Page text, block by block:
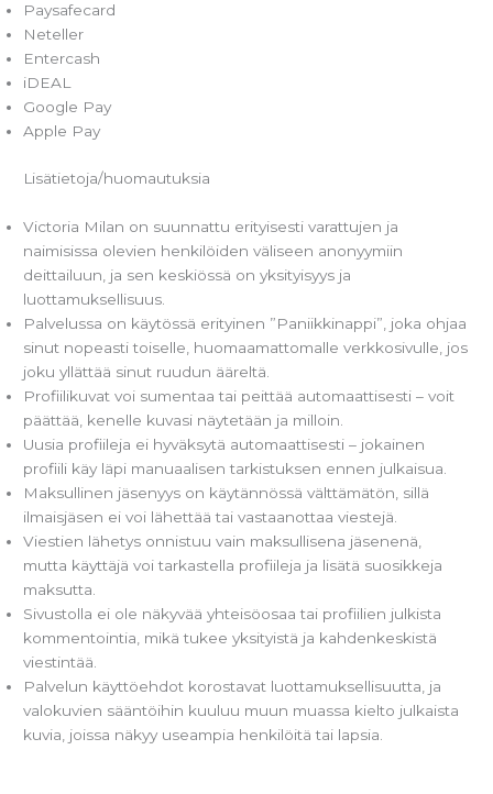
Paysafecard
Neteller
Entercash
iDEAL
Google Pay
Apple Pay
Lisätietoja/huomautuksia
Victoria Milan on suunnattu erityisesti varattujen ja
naimisissa olevien henkilöiden väliseen anonyymiin
deittailuun, ja sen keskiössä on yksityisyys ja
luottamuksellisuus.
Palvelussa on käytössä erityinen ”Paniikkinappi”, joka ohjaa
sinut nopeasti toiselle, huomaamattomalle verkkosivulle, jos
joku yllättää sinut ruudun ääreltä.
Profiilikuvat voi sumentaa tai peittää automaattisesti – voit
päättää, kenelle kuvasi näytetään ja milloin.
Uusia profiileja ei hyväksytä automaattisesti – jokainen
profiili käy läpi manuaalisen tarkistuksen ennen julkaisua.
Maksullinen jäsenyys on käytännössä välttämätön, sillä
ilmaisjäsen ei voi lähettää tai vastaanottaa viestejä.
Viestien lähetys onnistuu vain maksullisena jäsenenä,
mutta käyttäjä voi tarkastella profiileja ja lisätä suosikkeja
maksutta.
Sivustolla ei ole näkyvää yhteisöosaa tai profiilien julkista
kommentointia, mikä tukee yksityistä ja kahdenkeskistä
viestintää.
Palvelun käyttöehdot korostavat luottamuksellisuutta, ja
valokuvien sääntöihin kuuluu muun muassa kielto julkaista
kuvia, joissa näkyy useampia henkilöitä tai lapsia.